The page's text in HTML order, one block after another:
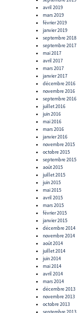
avril 2019
mars 2019
février 2019
janvier 2019
septembre 2018
septembre 2017
mai 2017
avril 2017
mars 2017
janvier 2017
décembre 2016
novembre 2016
septembre 2016
juillet 2016
juin 2016
mai 2016
mars 2016
janvier 2016
novembre 2015
octobre 2015
septembre 2015
août 2015
juillet 2015
juin 2015
mai 2015
avril 2015
mars 2015
février 2015
janvier 2015
décembre 2014
novembre 2014
août 2014
juillet 2014
juin 2014
mai 2014
avril 2014
mars 2014
décembre 2013
novembre 2013
octobre 2013
septembre 2013